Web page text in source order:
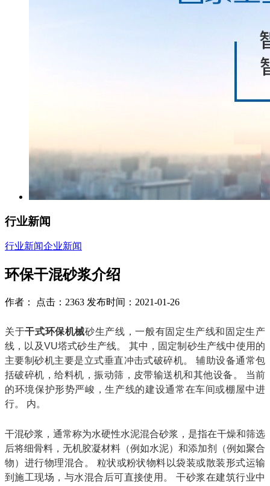
行业新闻
行业新闻企业新闻
环保干混砂浆介绍
作者： 点击：2363 发布时间：2021-01-26
关于干式环保机械砂生产线，一般有固定生产线和固定生产
线，以及VU塔式砂生产线。 其中，固定制砂生产线中使用的
主要制砂机主要是立式垂直冲击式破碎机。 辅助设备通常包
括破碎机，给料机，振动筛，皮带输送机和其他设备。 当前
的环境保护形势严峻，生产线的建设通常在车间或棚屋中进
行。 内。
干混砂浆，通常称为水硬性水泥混合砂浆，是指在干燥和筛选
后将细骨料，无机胶凝材料（例如水泥）和添加剂（例如聚合
物）进行物理混合。 粒状或粉状物料以袋装或散装形式运输
到施工现场，与水混合后可直接使用。 干砂浆在建筑行业中